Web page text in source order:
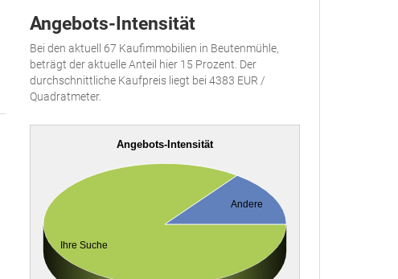
Angebots-Intensität
Bei den aktuell 67 Kaufimmobilien in Beutenmühle,
beträgt der aktuelle Anteil hier 15 Prozent. Der
durchschnittliche Kaufpreis liegt bei 4383 EUR /
Quadratmeter.
Angebots-Intensität
Ihre Suche
Andere